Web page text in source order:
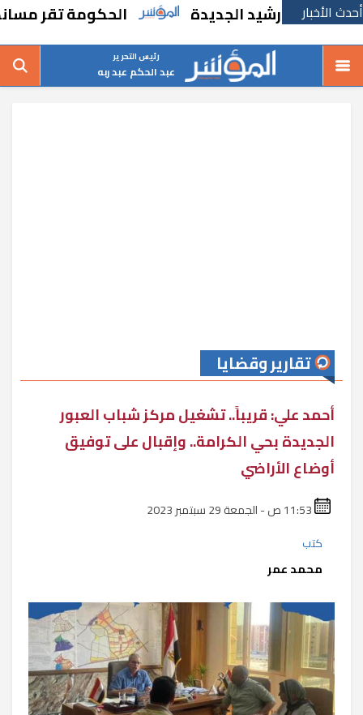
أحدث الأخبارالجديدة الحكومة تقر مسانده
رئيس التحرير
عبد الحكم عبد ربه
تقارير وقضايا
أحمد علي: قريباً.. تشغيل مركز شباب العبور
الجديدة بحي الكرامة.. وإقبال على توفيق
أوضاع الأراضي
كتب
محمد عمر